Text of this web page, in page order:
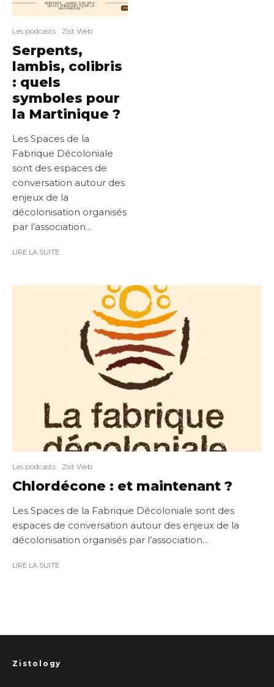
Les podcasts Zist Web
Serpents,
lambis, colibris
: quels
symboles pour
la Martinique ?
Les Spaces de la
Fabrique Décoloniale
sont des espaces de
conversation autour des
enjeux de la
décolonisation organisés
par l’association...
LIRE LA SUITE
Les podcasts Zist Web
Chlordécone : et maintenant ?
Les Spaces de la Fabrique Décoloniale sont des
espaces de conversation autour des enjeux de la
décolonisation organisés par l’association...
LIRE LA SUITE
Zistology